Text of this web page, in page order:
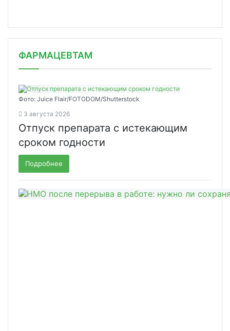
ФАРМАЦЕВТАМ
Фото: Juice Flair/FOTODOM/Shutterstoсk
3 августа 2026
Отпуск препарата с истекающим
сроком годности
Подробнее